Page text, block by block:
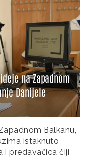
sistemi i
profesor dr
našem izbornom
Iako